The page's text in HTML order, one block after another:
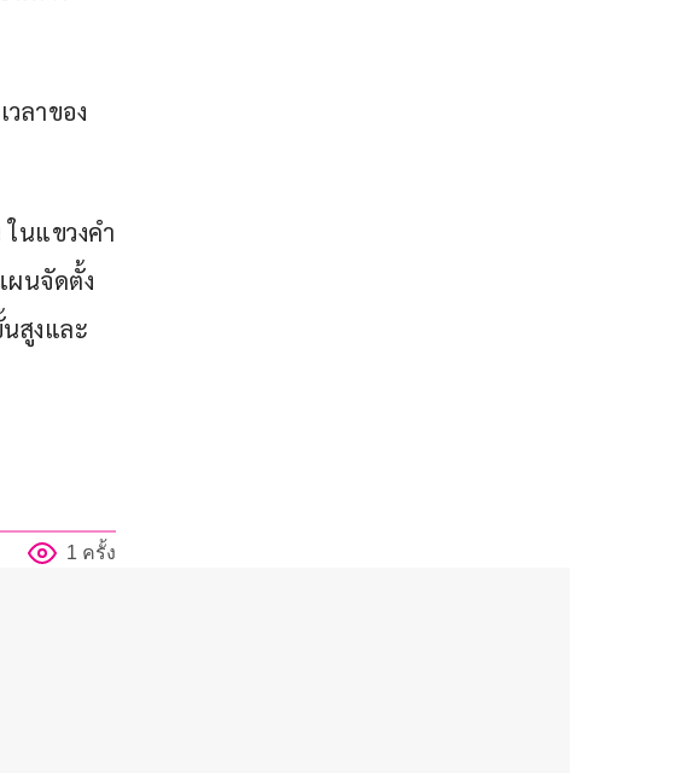
ลาของ
นแขวงคำ
ผนจัดตั้ง
สูงและ
1 ครั้ง